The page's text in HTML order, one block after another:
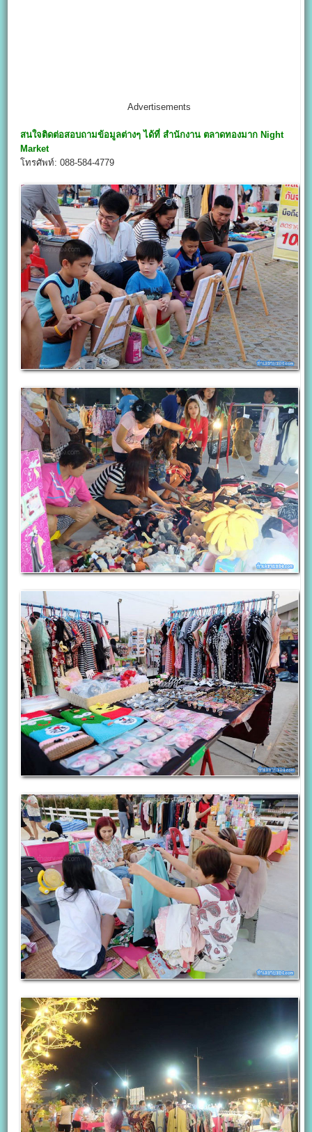
Advertisements
สนใจติดต่อสอบถามข้อมูลต่างๆ ได้ที่ สำนักงาน ตลาดทองมาก Night
Market
โทรศัพท์: 088-584-4779